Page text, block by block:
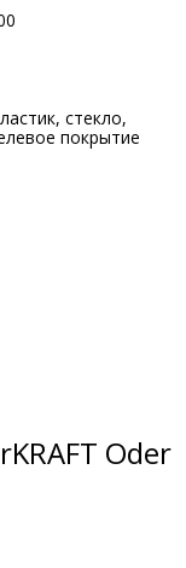
стекло,
покрытие
Oder